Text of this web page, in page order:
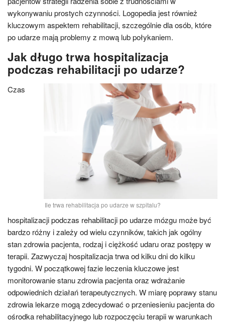
wykonywaniu prostych czynności. Logopedia jest również
kluczowym aspektem rehabilitacji, szczególnie dla osób, które
po udarze mają problemy z mową lub połykaniem.
Jak długo trwa hospitalizacja
podczas rehabilitacji po udarze?
Ile trwa rehabilitacja po udarze w szpitalu?
Czas
hospitalizacji podczas rehabilitacji po udarze mózgu może być
bardzo różny i zależy od wielu czynników, takich jak ogólny
stan zdrowia pacjenta, rodzaj i ciężkość udaru oraz postępy w
terapii. Zazwyczaj hospitalizacja trwa od kilku dni do kilku
tygodni. W początkowej fazie leczenia kluczowe jest
monitorowanie stanu zdrowia pacjenta oraz wdrażanie
odpowiednich działań terapeutycznych. W miarę poprawy stanu
zdrowia lekarze mogą zdecydować o przeniesieniu pacjenta do
ośrodka rehabilitacyjnego lub rozpoczęciu terapii w warunkach